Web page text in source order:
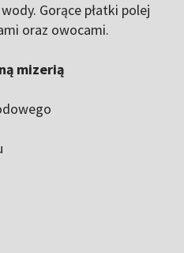
Gorące płatki polej
oraz owocami.
mizerią